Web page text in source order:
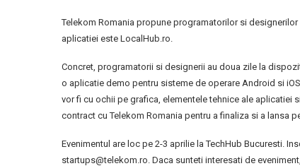
Telekom Romania propune programatorilor si
aplicatiei este LocalHub.ro.
Concret, programatorii si designerii au doua zile la
o aplicatie demo pentru sisteme de operare Android si
vor fi cu ochii pe grafica, elementele tehnice ale aplicatiei
contract cu Telekom Romania pentru a finaliza si a lansa
Evenimentul are loc pe 2-3 aprilie la TechHub Bucuresti.
startups@telekom.ro. Daca sunteti interesati de